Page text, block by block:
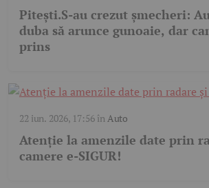
Pitești.S-au crezut șmecheri:
duba să arunce gunoaie, dar
prins
22 iun. 2026, 17:56în Auto
Atenție la amenzile date prin
camere e-SIGUR!